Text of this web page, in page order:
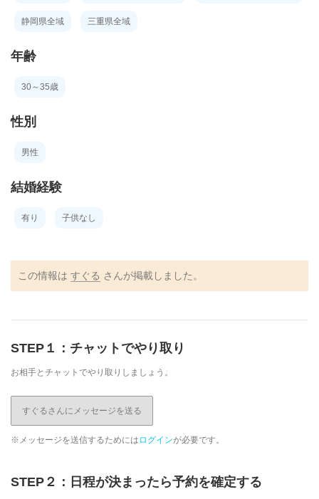
静岡県全域 三重県全域
年齢
30～35歳
性別
男性
結婚経験
有り 子供なし
この情報は すぐる さんが掲載しました。
STEP１：チャットでやり取り
お相手とチャットでやり取りしましょう。
すぐるさんにメッセージを送る
※メッセージを送信するためには ログインが必要です。
STEP２：日程が決まったら予約を確定する